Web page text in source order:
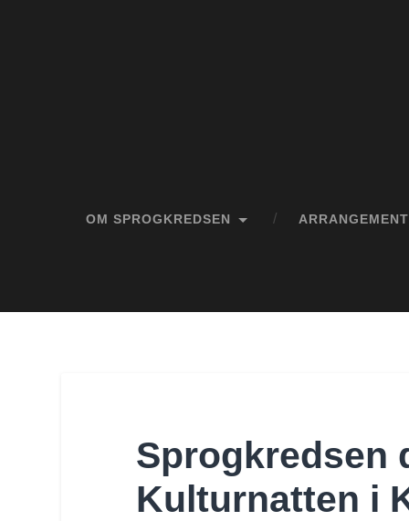
OM SPROGKREDSEN
Sprogkredsen
Kulturnatten i